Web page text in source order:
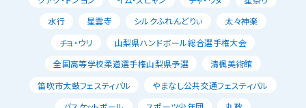
水行
星雲寺 シルクふれんどりぃ
太々神楽
チョ・ウリ
山梨県ハンドボール総合選手権大会
全国高等学校柔道選手権山梨県予選
清楓美術館
笛吹市太鼓フェスティバル
やまなし公共交通フェスティバル